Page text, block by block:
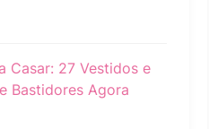
Casar: 27 Vestidos e
Bastidores Agora